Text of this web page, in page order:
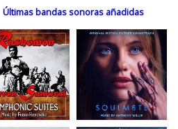
Últimas bandas sonoras añadidas